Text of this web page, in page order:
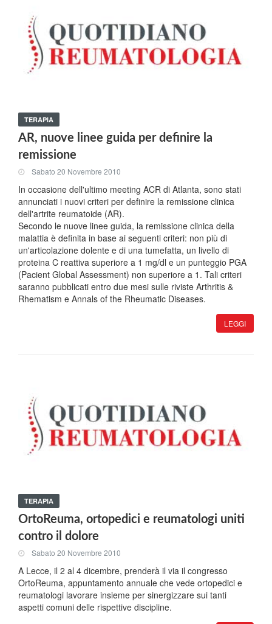
TERAPIA
AR, nuove linee guida per definire la
remissione
Sabato 20 Novembre 2010
In occasione dell'ultimo meeting ACR di Atlanta, sono stati
annunciati i nuovi criteri per definire la remissione clinica
dell'artrite reumatoide (AR).
Secondo le nuove linee guida, la remissione clinica della
malattia è definita in base ai seguenti criteri: non più di
un'articolazione dolente e di una tumefatta, un livello di
proteina C reattiva superiore a 1 mg/dl e un punteggio PGA
(Pacient Global Assessment) non superiore a 1. Tali criteri
saranno pubblicati entro due mesi sulle riviste Arthritis &
Rhematism e Annals of the Rheumatic Diseases.
LEGGI
TERAPIA
OrtoReuma, ortopedici e reumatologi uniti
contro il dolore
Sabato 20 Novembre 2010
A Lecce, il 2 al 4 dicembre, prenderà il via il congresso
OrtoReuma, appuntamento annuale che vede ortopedici e
reumatologi lavorare insieme per sinergizzare sui tanti
aspetti comuni delle rispettive discipline.